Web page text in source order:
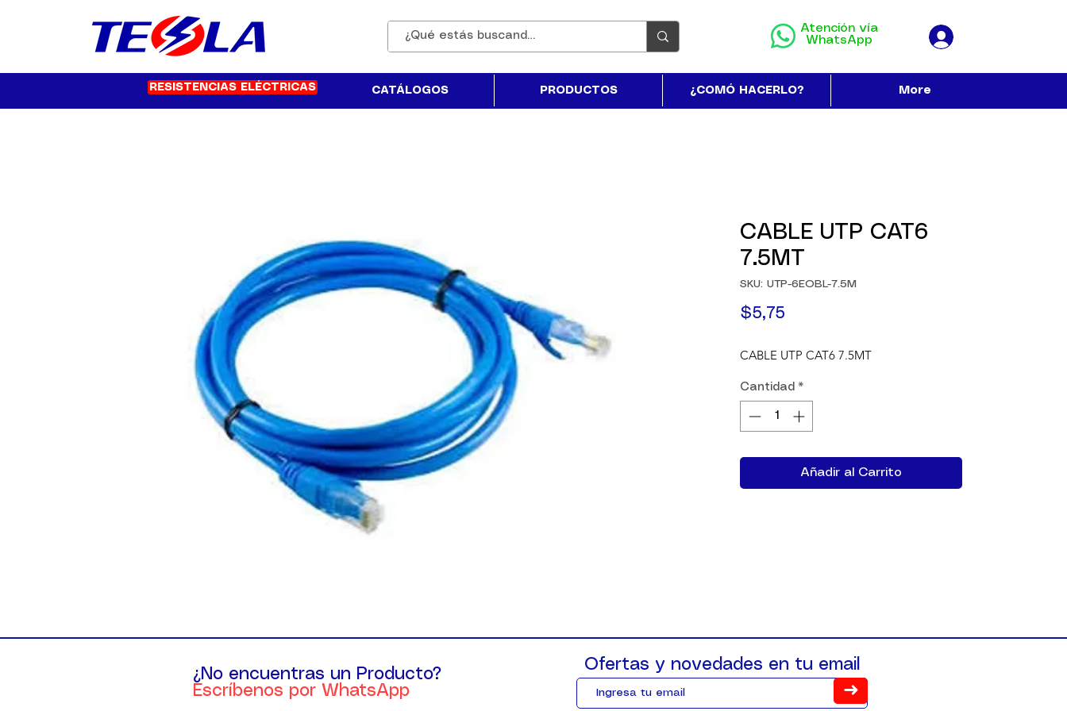
Atención vía
WhatsApp
RESISTENCIAS ELÉCTRICAS CATÁLOGOS PRODUCTOS ¿COMÓ HACERLO? More
CABLE UTP CAT6
7.5MT
SKU: UTP-6EOBL-7.5M
$5,75
CABLE UTP CAT6 7.5MT
Cantidad *
Añadir al Carrito
¿No encuentras un Producto?
Escríbenos por WhatsApp
Ofertas y novedades en tu email
➜